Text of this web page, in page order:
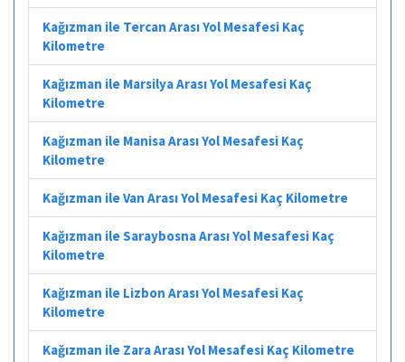
Kağızman ile Tercan Arası Yol Mesafesi Kaç
Kilometre
Kağızman ile Marsilya Arası Yol Mesafesi Kaç
Kilometre
Kağızman ile Manisa Arası Yol Mesafesi Kaç
Kilometre
Kağızman ile Van Arası Yol Mesafesi Kaç Kilometre
Kağızman ile Saraybosna Arası Yol Mesafesi Kaç
Kilometre
Kağızman ile Lizbon Arası Yol Mesafesi Kaç
Kilometre
Kağızman ile Zara Arası Yol Mesafesi Kaç Kilometre